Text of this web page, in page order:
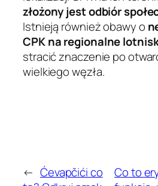
złożony jest odbiór
Istnieją również obawy o
CPK na regionalne
stracić znaczenie po
wielkiego węzła.
← Ćevapčići co
Co to